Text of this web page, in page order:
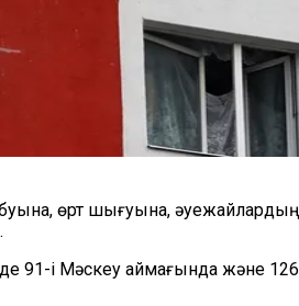
өрт шығуына,
91-і Мәскеу аймағында және